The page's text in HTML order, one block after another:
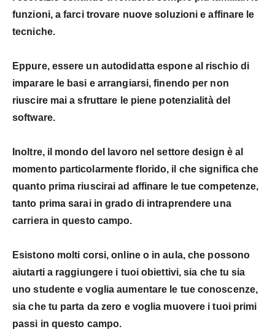
funzioni, a farci trovare nuove soluzioni e affinare le
tecniche.
Eppure, essere un autodidatta espone al rischio di
imparare le basi e arrangiarsi, finendo per non
riuscire mai a sfruttare le piene potenzialità del
software.
Inoltre, il mondo del lavoro nel settore design è al
momento particolarmente florido, il che significa che
quanto prima riuscirai ad affinare le tue competenze,
tanto prima sarai in grado di intraprendere una
carriera in questo campo.
Esistono molti corsi, online o in aula,che possono
aiutarti a raggiungere i tuoi obiettivi, sia che tu sia
uno studente e voglia aumentare le tue conoscenze,
sia che tu parta da zero e voglia muovere i tuoi primi
passi in questo campo.